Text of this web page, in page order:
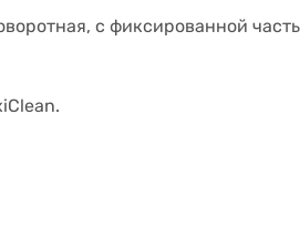
с фиксированной